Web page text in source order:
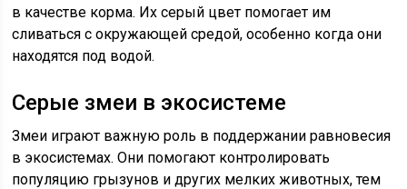
в качестве корма. Их серый цвет помогает им
сливаться с окружающей средой, особенно когда они
находятся под водой.
Серые змеи в экосистеме
Змеи играют важную роль в поддержании равновесия
в экосистемах. Они помогают контролировать
популяцию грызунов и других мелких животных, тем